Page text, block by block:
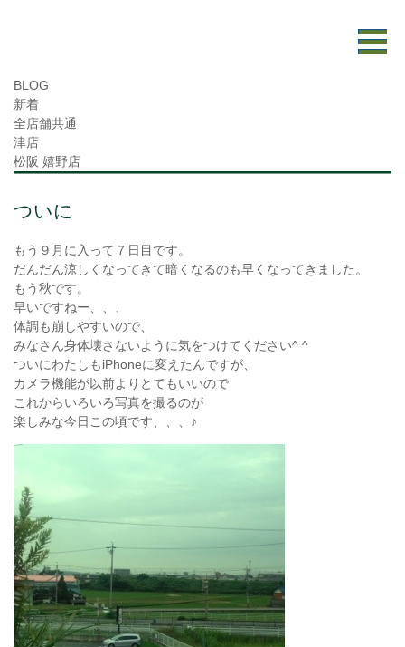
BLOG
新着
全店舗共通
津店
松阪 嬉野店
ついに
もう９月に入って７日目です。
だんだん涼しくなってきて暗くなるのも早くなってきました。
もう秋です。
早いですねー、、、
体調も崩しやすいので、
みなさん身体壊さないように気をつけてください^ ^
ついにわたしもiPhoneに変えたんですが、
カメラ機能が以前よりとてもいいので
これからいろいろ写真を撮るのが
楽しみな今日この頃です、、、♪